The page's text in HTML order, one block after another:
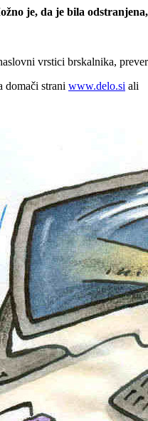
je, da je bila
vrstici brskalnika,
domači strani www.delo.si ali